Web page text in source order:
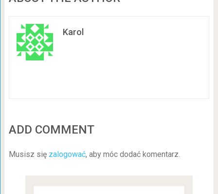
Karol
ADD COMMENT
Musisz się zalogować, aby móc dodać komentarz.